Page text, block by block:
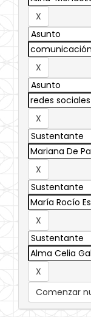
Comenzar